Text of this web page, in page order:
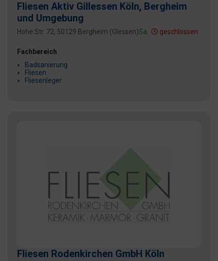
Fliesen Aktiv Gillessen Köln, Bergheim
und Umgebung
Hohe Str. 72, 50129 Bergheim (Glessen)Sa: geschlossen
Fachbereich
Badsanierung
Fliesen
Fliesenleger
Fliesen Rodenkirchen GmbH Köln